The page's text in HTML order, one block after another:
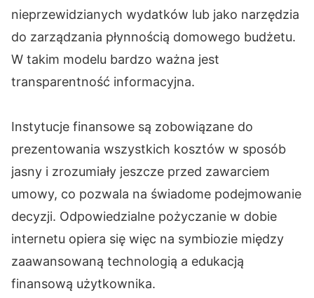
nieprzewidzianych wydatków lub jako narzędzia
do zarządzania płynnością domowego budżetu.
W takim modelu bardzo ważna jest
transparentność informacyjna.
Instytucje finansowe są zobowiązane do
prezentowania wszystkich kosztów w sposób
jasny i zrozumiały jeszcze przed zawarciem
umowy, co pozwala na świadome podejmowanie
decyzji. Odpowiedzialne pożyczanie w dobie
internetu opiera się więc na symbiozie między
zaawansowaną technologią a edukacją
finansową użytkownika.